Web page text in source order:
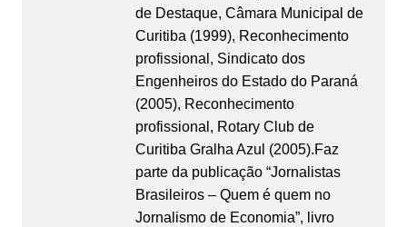
de Destaque, Câmara Municipal de
Curitiba (1999), Reconhecimento
profissional, Sindicato dos
Engenheiros do Estado do Paraná
(2005), Reconhecimento
profissional, Rotary Club de
Curitiba Gralha Azul (2005).Faz
parte da publicação “Jornalistas
Brasileiros – Quem é quem no
Jornalismo de Economia”, livro